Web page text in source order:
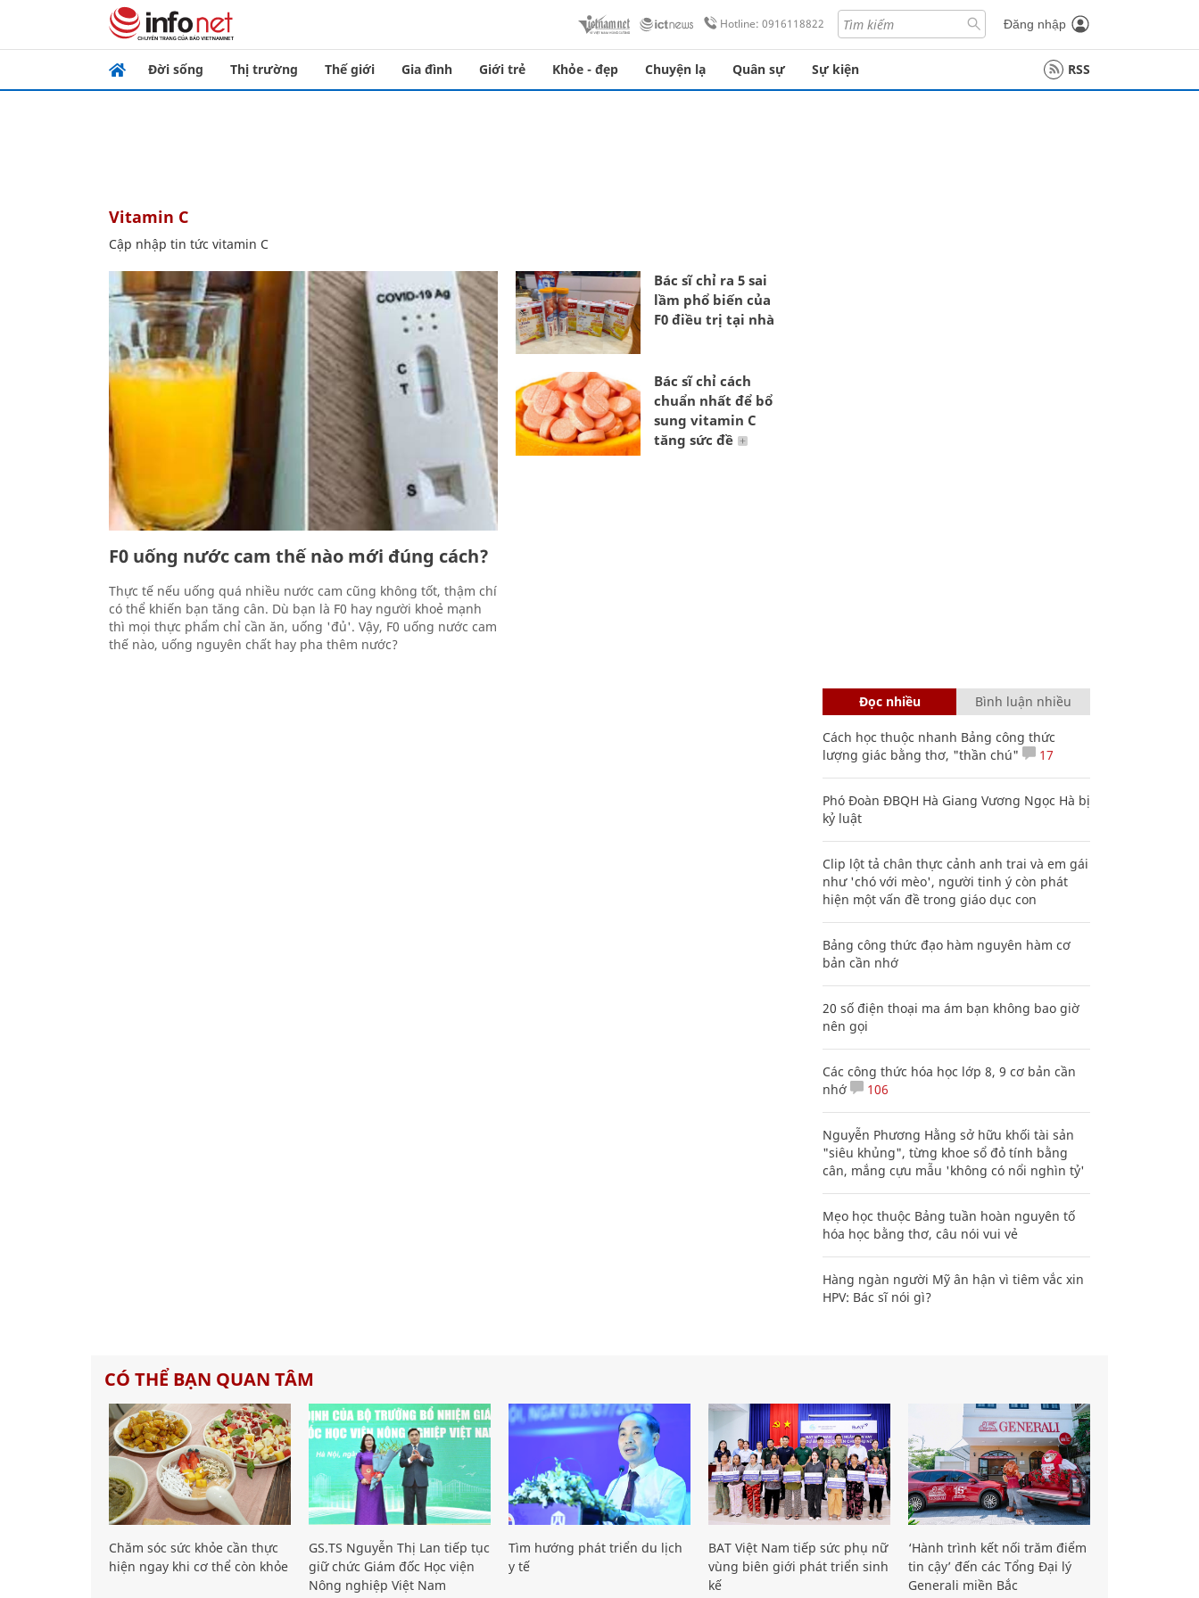
Hotline: 0916118822 Đăng nhập
Đời sống Thị trường Thế giới Gia đình Giới trẻ Khỏe - đẹp Chuyện lạ Quân sự Sự kiện RSS
vitamin C
Cập nhập tin tức vitamin C
F0 uống nước cam thế nào mới đúng cách?
Thực tế nếu uống quá nhiều nước cam cũng không tốt, thậm chí
có thể khiến bạn tăng cân. Dù bạn là F0 hay người khoẻ mạnh
thì mọi thực phẩm chỉ cần ăn, uống 'đủ'. Vậy, F0 uống nước cam
thế nào, uống nguyên chất hay pha thêm nước?
Bác sĩ chỉ ra 5 sai
lầm phổ biến của
F0 điều trị tại nhà
Bác sĩ chỉ cách
chuẩn nhất để bổ
sung vitamin C
tăng sức đề
Đọc nhiều Bình luận nhiều
Cách học thuộc nhanh Bảng công thức
lượng giác bằng thơ, "thần chú"
17
Phó Đoàn ĐBQH Hà Giang Vương Ngọc Hà bị
kỷ luật
Clip lột tả chân thực cảnh anh trai và em gái
như 'chó với mèo', người tinh ý còn phát
hiện một vấn đề trong giáo dục con
Bảng công thức đạo hàm nguyên hàm cơ
bản cần nhớ
20 số điện thoại ma ám bạn không bao giờ
nên gọi
Các công thức hóa học lớp 8, 9 cơ bản cần
nhớ
106
Nguyễn Phương Hằng sở hữu khối tài sản
"siêu khủng", từng khoe sổ đỏ tính bằng
cân, mắng cựu mẫu 'không có nổi nghìn tỷ'
Mẹo học thuộc Bảng tuần hoàn nguyên tố
hóa học bằng thơ, câu nói vui vẻ
Hàng ngàn người Mỹ ân hận vì tiêm vắc xin
HPV: Bác sĩ nói gì?
CÓ THỂ BẠN QUAN TÂM
Chăm sóc sức khỏe cần thực
hiện ngay khi cơ thể còn khỏe
GS.TS Nguyễn Thị Lan tiếp tục
giữ chức Giám đốc Học viện
Nông nghiệp Việt Nam
Tìm hướng phát triển du lịch
y tế
BAT Việt Nam tiếp sức phụ nữ
vùng biên giới phát triển sinh
kế
‘Hành trình kết nối trăm điểm
tin cậy’ đến các Tổng Đại lý
Generali miền Bắc